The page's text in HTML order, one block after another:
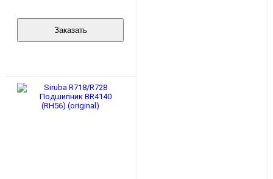
Заказать